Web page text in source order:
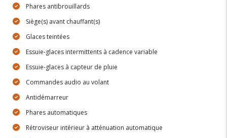
Phares antibrouillards
Siège(s) avant chauffant(s)
Glaces teintées
Essuie-glaces intermittents à cadence variable
Essuie-glaces à capteur de pluie
Commandes audio au volant
Antidémarreur
Phares automatiques
Rétroviseur intérieur à atténuation automatique